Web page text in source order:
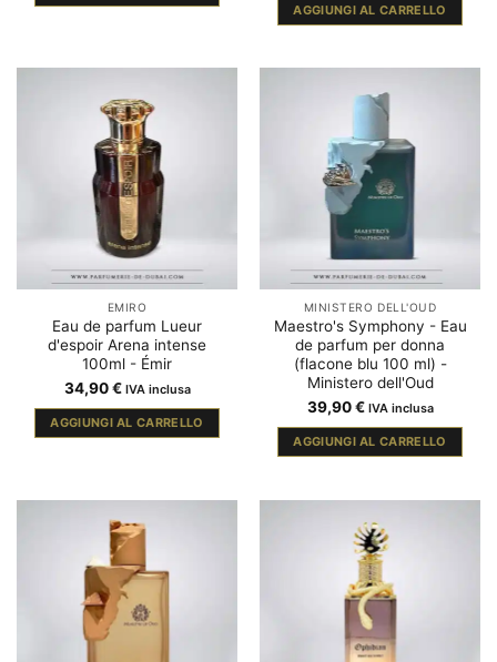
AGGIUNGI AL CARRELLO
EMIRO
Eau de parfum Lueur
d'espoir Arena intense
100ml - Émir
34,90€ IVA inclusa
AGGIUNGI AL CARRELLO
MINISTERO DELL'OUD
Maestro's Symphony - Eau
de parfum per donna
(flacone blu 100 ml) -
Ministero dell'Oud
39,90€ IVA inclusa
AGGIUNGI AL CARRELLO